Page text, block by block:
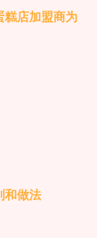
糕店加盟商为
和做法